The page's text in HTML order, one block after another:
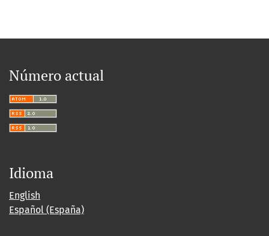
Número actual
Idioma
English
Español (España)